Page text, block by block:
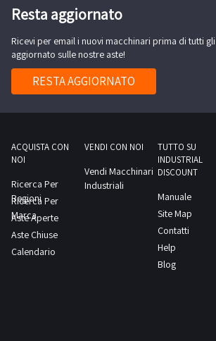
Voltage
V
Capacity
25
HZ
La
macchina
attualmente
attiva.La
vendita
comprende
Centro
di
Pear
Centro
Resta aggiornato
Ricevi per email i nuovi macchinari prima di tutti
aggiornato sulle nostre aste!
RESTA AGGIORNATO
ACQUISTA CON
NOI
Ricerca Per
Regioni
Ricerca Per
Marca
Aste Aperte
Aste Chiuse
Calendario
VENDI CON NOI
Vendi Macchinari
Industriali
TUTTO SU
INDUSTRIAL
DISCOUNT
Manuale
Site Map
Contatti
Help
Blog